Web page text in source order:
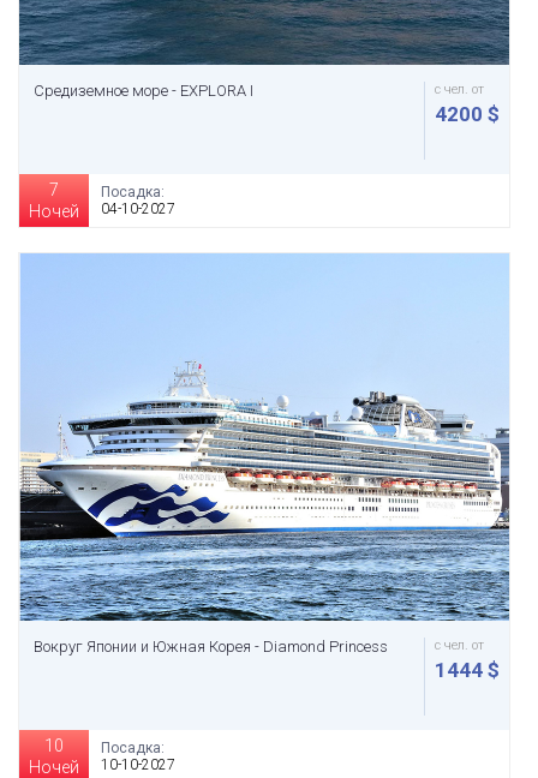
Средиземное море - EXPLORA I с чел. от
4200 $
7
Ночей
Посадка:
04-10-2027
Вокруг Японии и Южная Корея - Diamond Princess с чел. от
1444 $
10
Ночей
Посадка:
10-10-2027